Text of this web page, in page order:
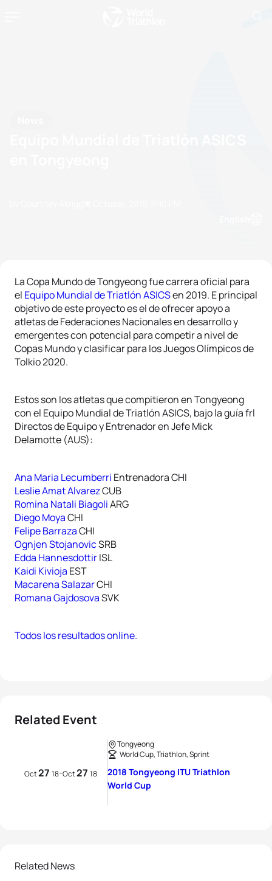
La Copa Mundo de Tongyeong fue carrera oficial para
el Equipo Mundial de Triatlón ASICSen 2019. E principal
objetivo de este proyecto es el de ofrecer apoyo a
atletas de Federaciones Nacionales en desarrollo y
emergentes con potencial para competir a nivel de
Copas Mundo y clasificar para los Juegos Olímpicos de
Tolkio 2020.
Estos son los atletas que compitieron en Tongyeong
con el Equipo Mundial de Triatlón ASICS, bajo la guía frl
Directos de Equipo y Entrenador en Jefe Mick
Delamotte (AUS):
Ana Maria Lecumberri Entrenadora CHI
Leslie Amat AlvarezCUB
Romina Natali BiagoliARG
Diego MoyaCHI
Felipe BarrazaCHI
Ognjen StojanovicSRB
Edda HannesdottirISL
Kaidi Kivioja EST
Macarena SalazarCHI
Romana GajdosovaSVK
Todos los resultados online.
Related Event
Oct27 18-Oct27 18
Tongyeong
World Cup, Triathlon, Sprint
2018 Tongyeong ITU Triathlon
World Cup
Related News